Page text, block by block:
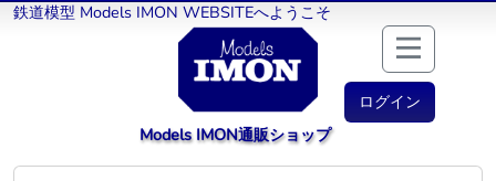
鉄道模型 Models IMON WEBSITEへようこそ
ログイン
Models IMON通販ショップ